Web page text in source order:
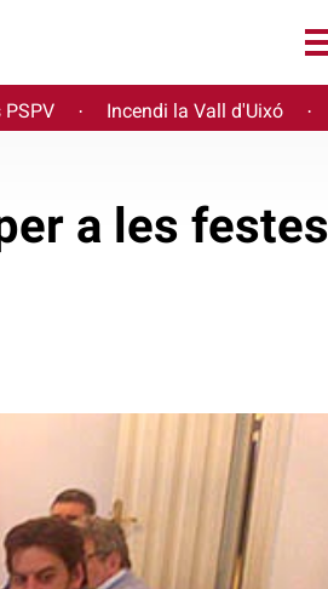
· Incendi la Vall d'Uixó ·
a les festes